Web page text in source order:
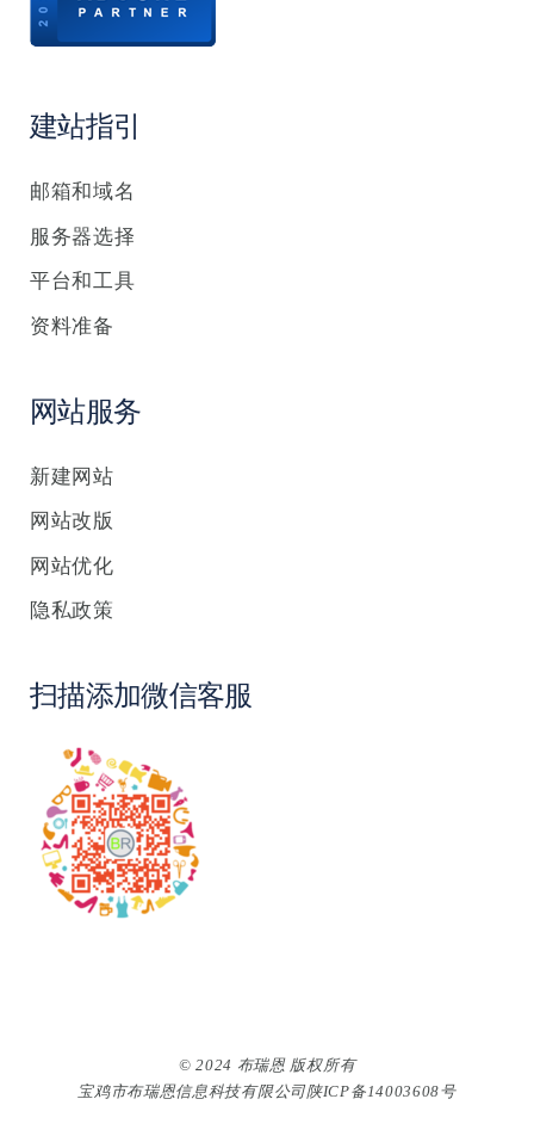
建站指引
邮箱和域名
服务器选择
平台和工具
资料准备
网站服务
新建网站
网站改版
网站优化
隐私政策
扫描添加微信客服
© 2024 布瑞恩 版权所有
宝鸡市布瑞恩信息科技有限公司陕ICP备14003608号